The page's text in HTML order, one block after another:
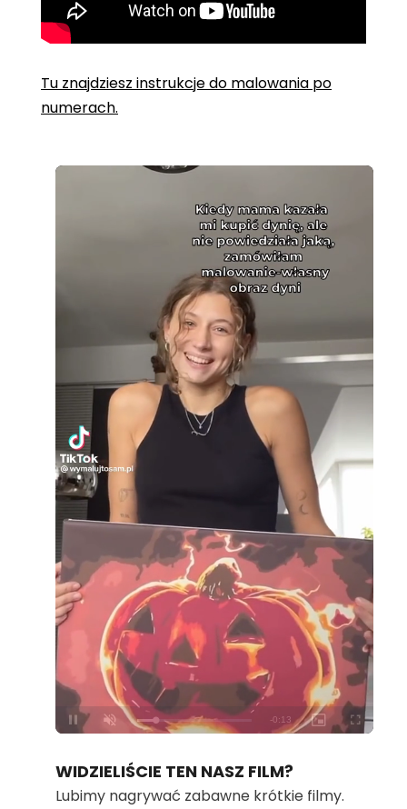
Tu znajdziesz instrukcje do malowania po
numerach.
Unmute Loaded:
100.00%
WIDZIELIŚCIE TEN NASZ FILM?
Lubimy nagrywać zabawne krótkie filmy.